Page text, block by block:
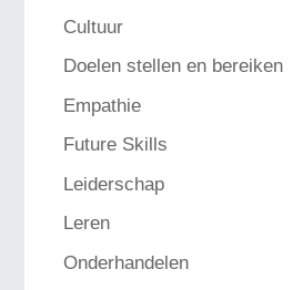
Cultuur
Doelen stellen en bereiken
Empathie
Future Skills
Leiderschap
Leren
Onderhandelen